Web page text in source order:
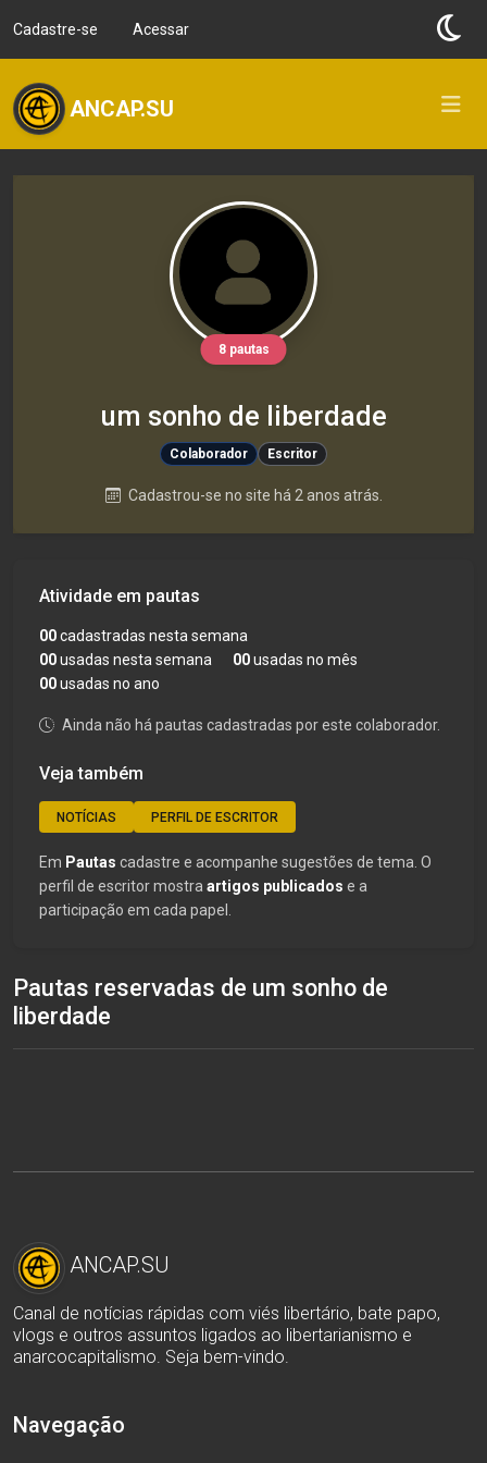
Cadastre-se Acessar
ANCAP.SU
8 pautas
um sonho de liberdade
Colaborador Escritor
Cadastrou-se no site há 2 anos atrás.
Atividade em pautas
00cadastradas nesta semana
00usadas nesta semana 00usadas no mês
00usadas no ano
Ainda não há pautas cadastradas por este colaborador.
Veja também
NOTÍCIAS PERFIL DE ESCRITOR
Em Pautas cadastre e acompanhe sugestões de tema. O
perfil de escritor mostra artigos publicados e a
participação em cada papel.
Pautas reservadas de um sonho de
liberdade
ANCAP.SU
Canal de notícias rápidas com viés libertário, bate papo,
vlogs e outros assuntos ligados ao libertarianismo e
anarcocapitalismo. Seja bem-vindo.
Navegação